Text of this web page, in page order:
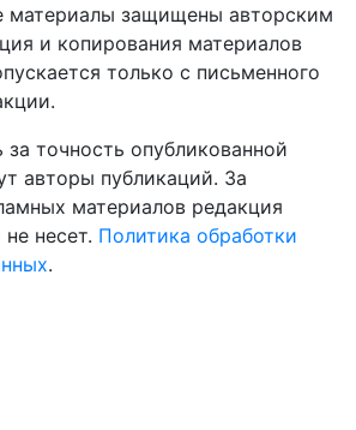
материалы защищены авторским
и копирования материалов
только с письменного
за точность опубликованной
авторы публикаций. За
материалов редакция
несет. Политика обработки
.